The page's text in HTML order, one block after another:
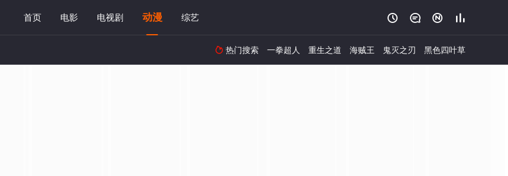
首页 电影 电视剧 动漫 综艺    
 热门搜索 一拳超人 重生之道 海贼王 鬼灭之刃 黑色四叶草